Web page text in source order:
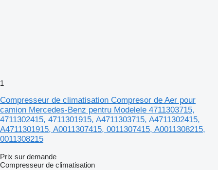
1
Compresseur de climatisation Compresor de Aer pour
camion Mercedes-Benz pentru Modelele 4711303715,
4711302415, 4711301915, A4711303715, A4711302415,
A4711301915, A0011307415, 0011307415, A0011308215,
0011308215
Prix sur demande
Compresseur de climatisation